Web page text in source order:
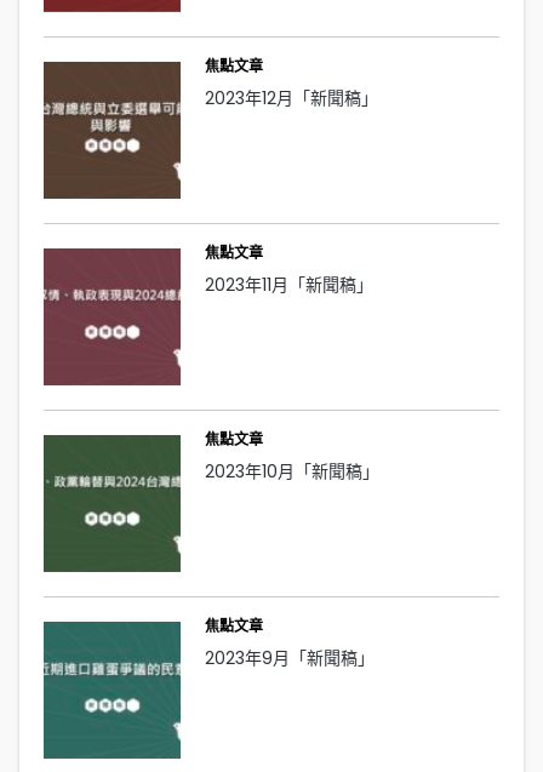
焦點文章
2023年12月「新聞稿」
焦點文章
2023年11月「新聞稿」
焦點文章
2023年10月「新聞稿」
焦點文章
2023年9月「新聞稿」